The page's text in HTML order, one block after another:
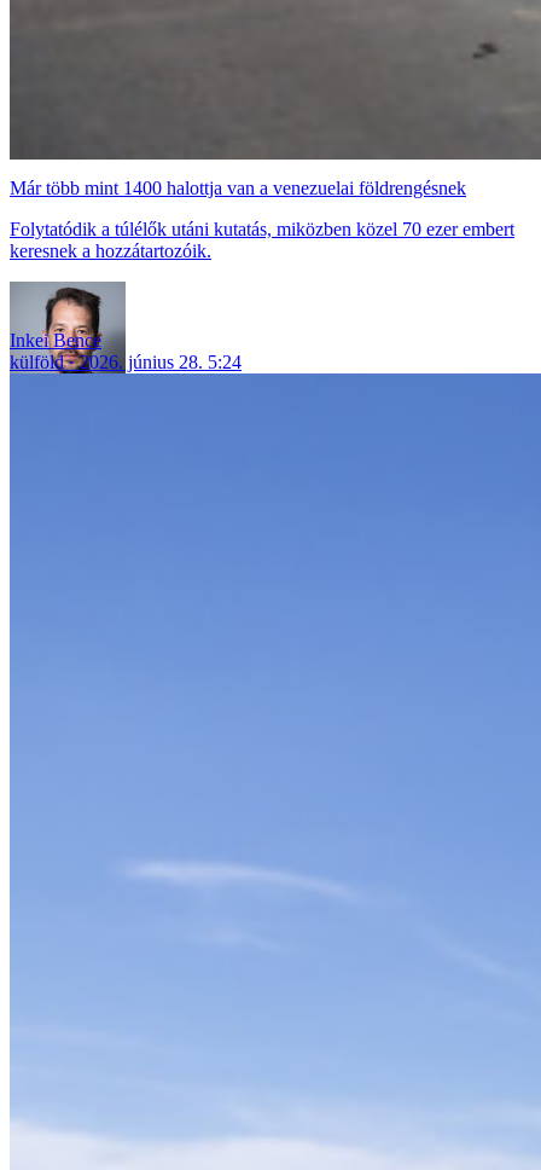
Már több mint 1400 halottja van a venezuelai földrengésnek
Folytatódik a túlélők utáni kutatás, miközben közel 70 ezer embert
keresnek a hozzátartozóik.
Inkei Bence
külföld
2026. június 28. 5:24